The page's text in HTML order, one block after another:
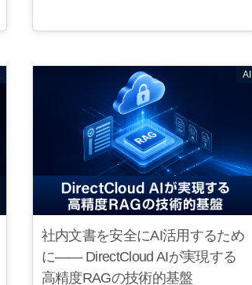
AI
社内文書を安全にAI活用するため
に—— DirectCloud AIが実現する
高精度RAGの技術的基盤